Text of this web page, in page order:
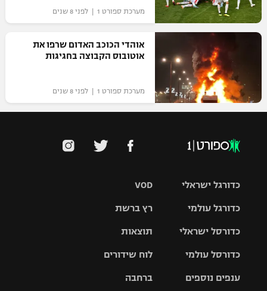
מערכת ספורט 1 | לפני 8 שנים
אוהדי הכוכב האדום שרפו את
אוטובוס הקבוצה בחגיגות
מערכת ספורט 1 | לפני 8 שנים
VOD
רץ ברשת
תוצאות
לוח שידורים
ברחבה
כדורגל ישראלי
גביע הטוטו
כדורגל עולמי
האלופות
ליגה
כדורסל ישראלי
סל
כדורסל עולמי
ענפים נוספים